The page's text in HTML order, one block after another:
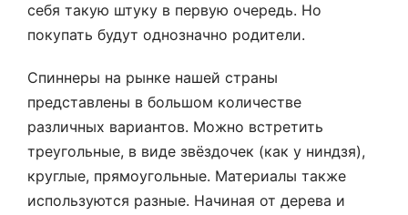
себя такую штуку в первую очередь. Но
покупать будут однозначно родители.
Спиннеры на рынке нашей страны
представлены в большом количестве
различных вариантов. Можно встретить
треугольные, в виде звёздочек (как у ниндзя),
круглые, прямоугольные. Материалы также
используются разные. Начиная от дерева и